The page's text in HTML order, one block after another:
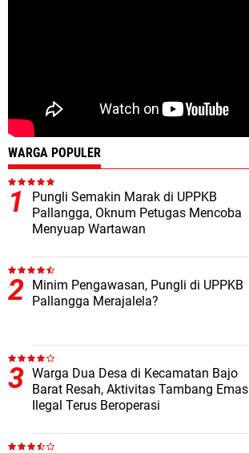
WARGA POPULER
Pungli Semakin Marak di UPPKB
Pallangga, Oknum Petugas Mencoba
Menyuap Wartawan
Minim Pengawasan, Pungli di UPPKB
Pallangga Merajalela?
Warga Dua Desa di Kecamatan Bajo
Barat Resah, Aktivitas Tambang Emas
Ilegal Terus Beroperasi